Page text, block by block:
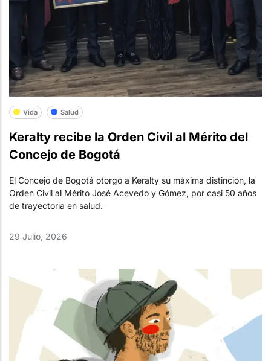
Vida Salud
Keralty recibe la Orden Civil al Mérito del
Concejo de Bogotá
El Concejo de Bogotá otorgó a Keralty su máxima distinción, la
Orden Civil al Mérito José Acevedo y Gómez, por casi 50 años
de trayectoria en salud.
29 Julio, 2026